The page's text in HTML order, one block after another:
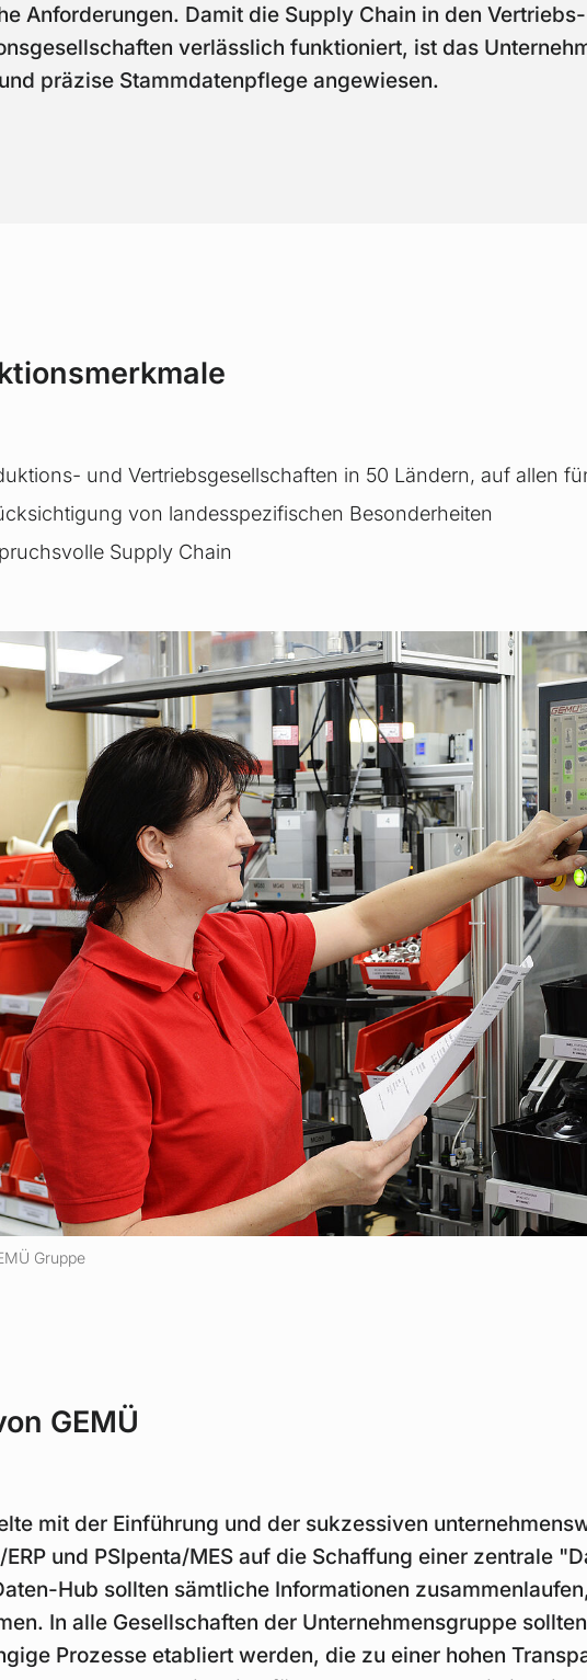
Anforderungen. Damit die Supply Chain in den
verlässlich funktioniert, ist das
präzise Stammdatenpflege angewiesen.
und Vertriebsgesellschaften in 50 Ländern, auf allen
von landesspezifischen Besonderheiten
Supply Chain
Gruppe
GEMÜ
mit der Einführung und der sukzessiven
ERP und PSIpenta/MES auf die Schaffung einer zentrale
Hub sollten sämtliche Informationen
In alle Gesellschaften der Unternehmensgruppe
Prozesse etabliert werden, die zu einer hohen